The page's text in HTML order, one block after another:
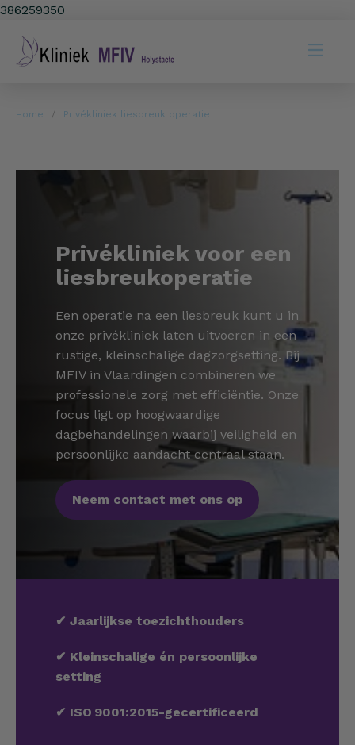
386259350
Home Privékliniek liesbreuk operatie
Privékliniek voor een
liesbreukoperatie
Een operatie na een liesbreuk kunt u in
onze privékliniek laten uitvoeren in een
rustige, kleinschalige dagzorgsetting. Bij
MFIV in Vlaardingen combineren we
professionele zorg met efficiëntie. Onze
focus ligt op hoogwaardige
dagbehandelingen waarbij veiligheid en
persoonlijke aandacht centraal staan.
Neem contact met ons op
✔ Jaarlijkse toezichthouders
✔ Kleinschalige én persoonlijke
setting
✔ ISO 9001:2015-gecertificeerd